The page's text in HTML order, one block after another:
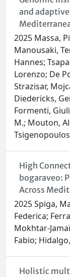
and
2025 Massa,
Manousaki,
Hannes;
Lorenzo; De
Strazisar,
Diedericks,
Formenti,
M.; Mouton,
High
bogaraveo:
Across
2025 Spiga,
Federica;
Mokhtar-
Fabio;
Holistic